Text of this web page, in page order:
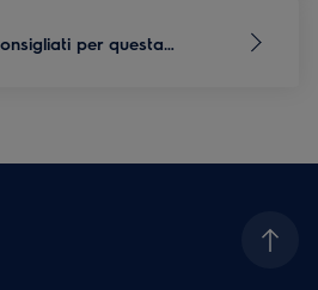
per questa